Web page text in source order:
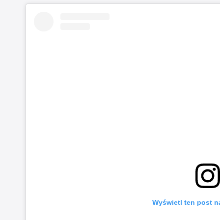
Wyświetl ten post